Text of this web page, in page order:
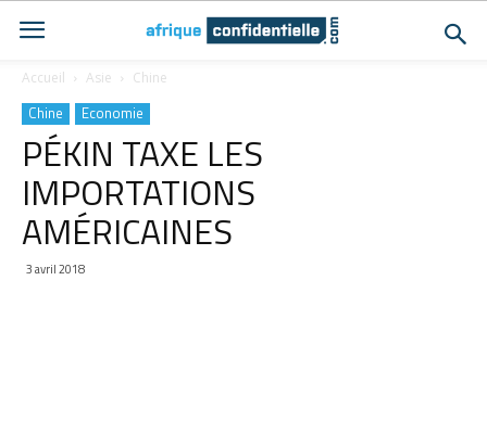
Accueil Asie Chine
Chine Economie
PÉKIN TAXE LES
IMPORTATIONS
AMÉRICAINES
3 avril 2018